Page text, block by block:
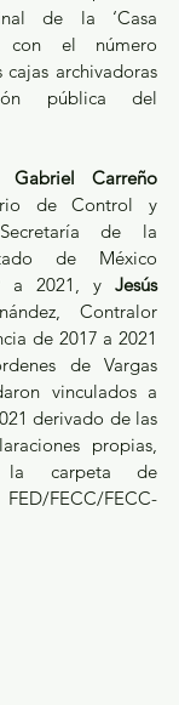
de la ‘Casa
con el número
archivadoras
pública del
Gabriel Carreño
de Control y
de la
de México
a 2021, y Jesús
Contralor
de 2017 a 2021
de Vargas
vinculados a
derivado de las
propias,
la carpeta de
FECC/FECC-